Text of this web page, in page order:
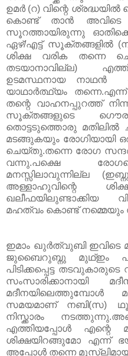
ഉമർ(റ) വിന്റെ ശ്രദ്ധയിൽ
കൊണ്ട് താൻ അവിടെ
സൂറത്തായിരുന്നു
ഏഴ്/എട്ട് സൂക്തങ്ങളിൽ(
ശിക്ഷ വരിക തന്നെ
തടയാനാവില്ല)
ഉടമസ്ഥനായ നാഥൻ
യാഥാർത്ഥ്യം തന്നെ.
തന്റെ വാഹനപ്പുറത്ത്
സൂക്തങ്ങളുടെ
തൊട്ടടുത്തൊരു മതിലിൽ
മടങ്ങുകയും രോഗിയായി
ചെയ്തു.തന്നെ രോഗ
വന്നു.പക്ഷെ
മനസ്സിലാവുന്നില്ല (
അള്ളാഹുവിന്റെ
ഖലീഫയിലുണ്ടാക്കിയ
മഹത്വം കൊണ്ട് നമ്മെയും
ഇമാം ഖുർത്വുബി ഇവിടെ
ജുബൈറുബ്നു മുഥ്ഇം
പിടിക്കപ്പെട്ട
സംസാരിക്കാനായി
സമയമാണ് നബി(സ)
നിസ്ക്കാരം നടത്തുന്നു.
എത്തിയപ്പോൾ എന്റെ
ശിക്ഷയിറങ്ങുമോ എന്ന്
അപ്പോൾ തന്നെ